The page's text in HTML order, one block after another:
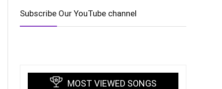
Subscribe Our YouTube channel
MOST VIEWED SONGS